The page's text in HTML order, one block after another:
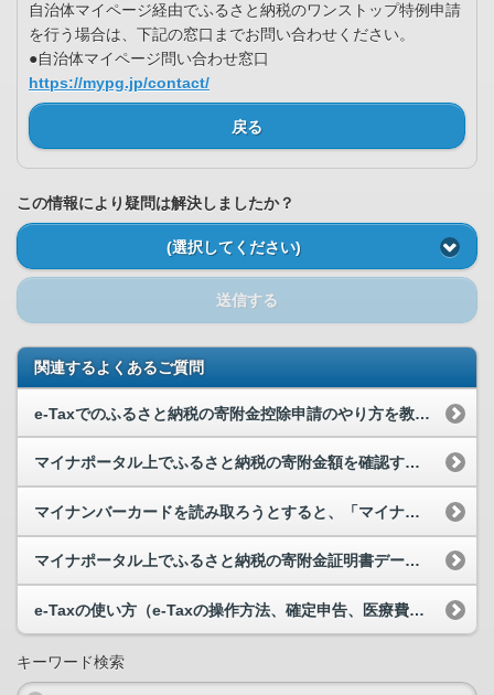
自治体マイページ経由でふるさと納税のワンストップ特例申請
を行う場合は、下記の窓口までお問い合わせください。
●自治体マイページ問い合わせ窓口
https://mypg.jp/contact/
戻る
この情報により疑問は解決しましたか？
(選択してください)
送信する
関連するよくあるご質問
e-Taxでのふるさと納税の寄附金控除申請のやり方を教えてください。
マイナポータル上でふるさと納税の寄附金額を確認することはできますか。
マイナンバーカードを読み取ろうとすると、「マイナポータルアプリが起動できませんでした」と表示さ...
マイナポータル上でふるさと納税の寄附金証明書データをファイル形式で受け取ることができますか。
e-Taxの使い方（e-Taxの操作方法、確定申告、医療費控除の手続き等）について教えてください。
キーワード検索